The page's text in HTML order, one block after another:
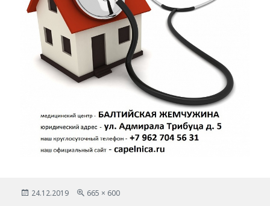
Опубликовано
24.12.2019
Полный
665 × 600